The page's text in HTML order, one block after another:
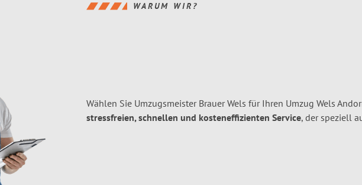
WARUM WIR?
Wählen Sie Umzugsmeister Brauer Wels für Ihren Umzug Wels
stressfreien, schnellen und kosteneffizienten Service, der speziell